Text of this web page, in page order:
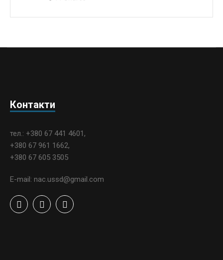
Контакти
тел.: +380 67 441 4601,
+380 67 961 1662,
+380 67 605 3505
E-mail: nac.ussd@gmail.com